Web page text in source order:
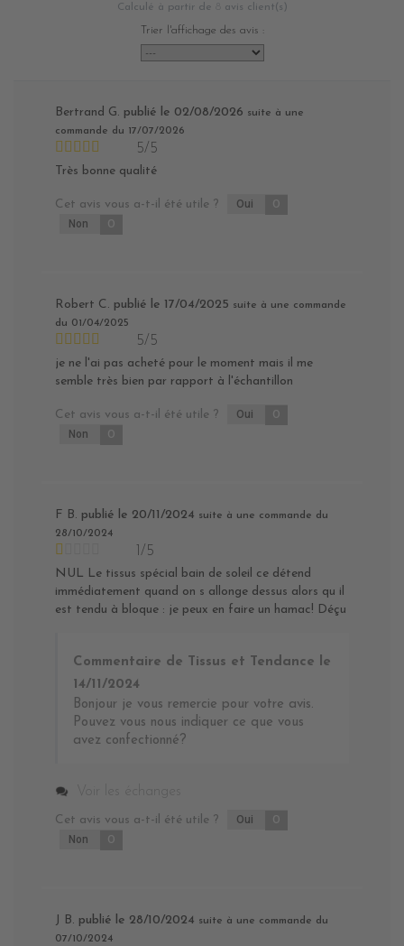
Calculé à partir de avis client(s)
Trier l'affichage des avis :
Bertrand G. publié le 02/08/2026 suite à une
commande du 17/07/2026
5/5
Très bonne qualité
Cet avis vous a-t-il été utile ? Oui 0
Non 0
Robert C. publié le 17/04/2025 suite à une commande
du 01/04/2025
5/5
je ne l'ai pas acheté pour le moment mais il me
semble très bien par rapport à l'échantillon
Cet avis vous a-t-il été utile ? Oui 0
Non 0
F B. publié le 20/11/2024 suite à une commande du
28/10/2024
1/5
NUL Le tissus spécial bain de soleil ce détend
immédiatement quand on s allonge dessus alors qu il
est tendu à bloque : je peux en faire un hamac! Déçu
Commentaire de Tissus et Tendance le
14/11/2024
Bonjour je vous remercie pour votre avis.
Pouvez vous nous indiquer ce que vous
avez confectionné?
Voir les échanges
Cet avis vous a-t-il été utile ? Oui 0
Non 0
J B. publié le 28/10/2024 suite à une commande du
07/10/2024